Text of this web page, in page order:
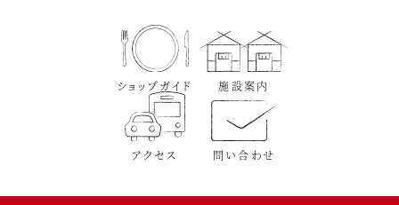
ショップガイド 施設案内
アクセス 問い合わせ